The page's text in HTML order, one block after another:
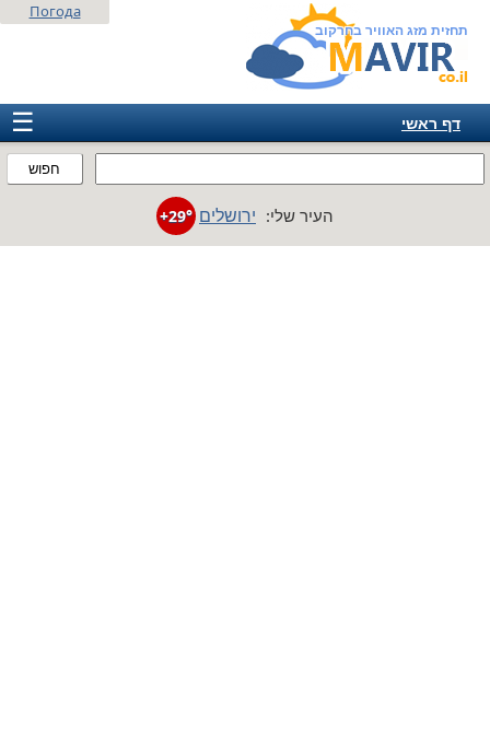
תחזית מזג האוויר בחרקוב
חפוש
Погода
☰
דף ראשי
אמריקה
העיר שלי: ירושלים +29°